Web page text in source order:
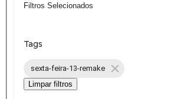
Filtros Selecionados
Tags
sexta-feira-13-remake
Limpar filtros